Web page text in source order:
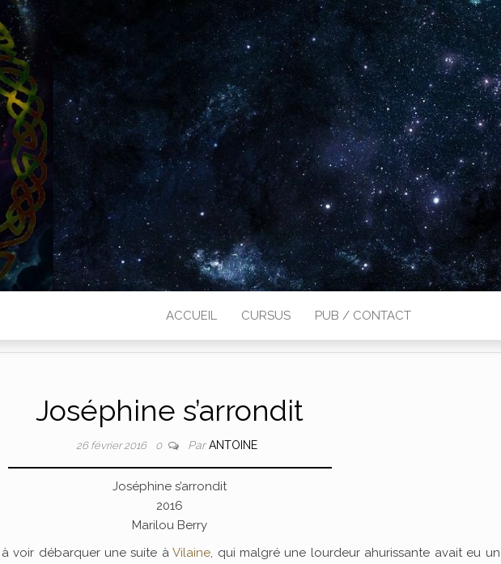
de films
ACCUEIL CURSUS PUB / CONTACT
Joséphine s’arrondit
26 février 2016 0 ParANTOINE
Joséphine s’arrondit
2016
Marilou Berry
à voir débarquer une suite àVilaine, qui malgré une lourdeur ahurissante avait eu un